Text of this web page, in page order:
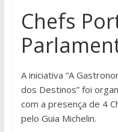
Chefs
A iniciativa “A
dos Destinos” foi
com a presença de 4
pelo Guia Michelin.